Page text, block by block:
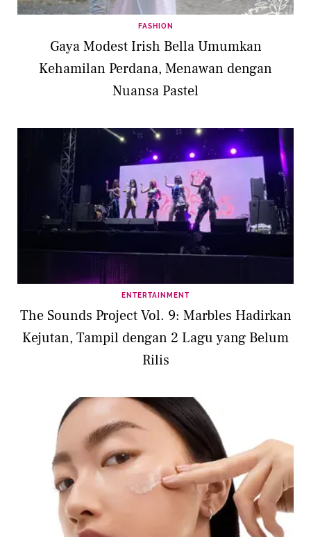
FASHION
Gaya Modest Irish Bella Umumkan
Kehamilan Perdana, Menawan dengan
Nuansa Pastel
ENTERTAINMENT
The Sounds Project Vol. 9: Marbles Hadirkan
Kejutan, Tampil dengan 2 Lagu yang Belum
Rilis